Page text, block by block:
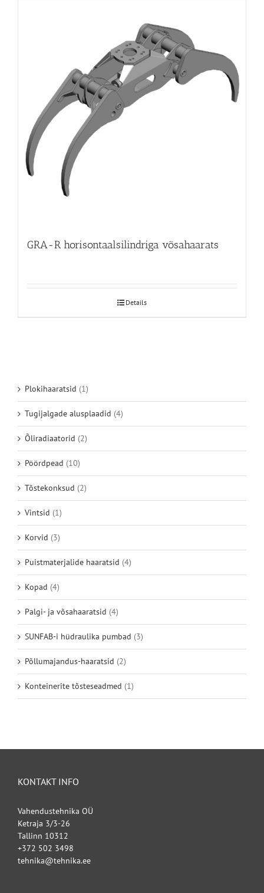
GRA-R horisontaalsilindriga võsahaarats
Details
Plokihaaratsid (1)
Tugijalgade alusplaadid (4)
Õliradiaatorid (2)
Pöördpead (10)
Tõstekonksud (2)
Vintsid (1)
Korvid (3)
Puistmaterjalide haaratsid (4)
Kopad (4)
Palgi- ja võsahaaratsid (4)
SUNFAB-i hüdraulika pumbad (3)
Põllumajandus-haaratsid (2)
Konteinerite tõsteseadmed (1)
KONTAKT INFO
Vahendustehnika OÜ
Ketraja 3/3-26
Tallinn 10312
+372 502 3498
tehnika@tehnika.ee